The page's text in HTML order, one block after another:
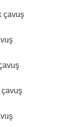
çavuş